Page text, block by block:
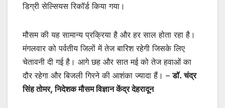
डिग्री सेल्सियस रिकॉर्ड किया गया।
मौसम की यह सामान्य प्रक्रिया है और हर साल होता रहा है।
मंगलवार को पर्वतीय जिलों में तेज बारिश रहेगी जिसके लिए
चेतावनी दी गई है। आगे छह और सात मई को तेज हवाओं का
दौर रहेगा और बिजली गिरने की आशंका ज्यादा हैं। –डॉ. चंद्र
सिंह तोमर, निदेशक मौसम विज्ञान केंद्र देहरादून